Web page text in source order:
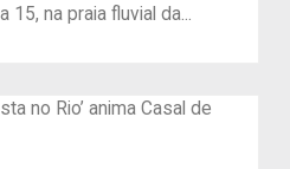
15, na praia fluvial da...